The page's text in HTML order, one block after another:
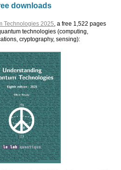
downloads
Technologies 2025 , a free 1,522 pages
technologies (computing,
cryptography, sensing):